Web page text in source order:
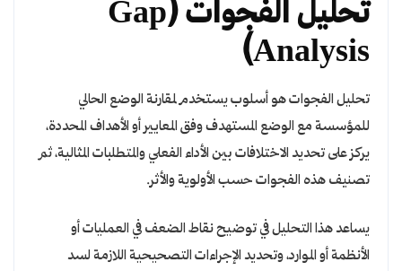
تحليل الفجوات (Gap
Analysis)
تحليل الفجوات هو أسلوب يستخدم لمقارنة الوضع الحالي
للمؤسسة مع الوضع المستهدف وفق المعايير أو الأهداف المحددة،
يركز على تحديد الاختلافات بين الأداء الفعلي والمتطلبات المثالية، ثم
تصنيف هذه الفجوات حسب الأولوية والأثر.
يساعد هذا التحليل في توضيح نقاط الضعف في العمليات أو
الأنظمة أو الموارد، وتحديد الإجراءات التصحيحية اللازمة لسد